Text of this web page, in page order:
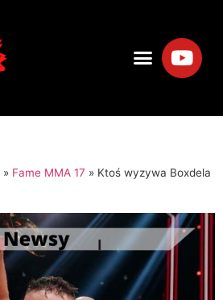
» Fame MMA 17 » Ktoś wyzywa Boxdela